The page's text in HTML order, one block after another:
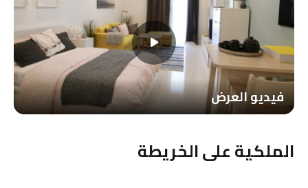
فيديو العرض
الملكية على الخريطة